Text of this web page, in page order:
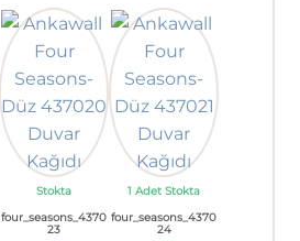
Stokta
1 Adet Stokta
four_seasons_4370
23
four_seasons_4370
24